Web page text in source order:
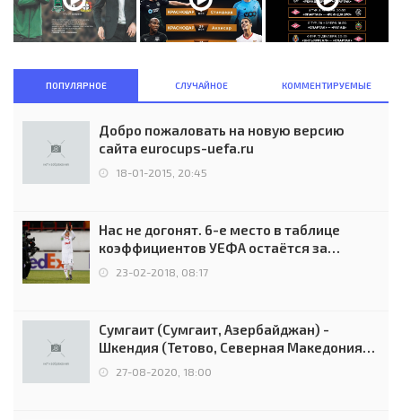
ПОПУЛЯРНОЕ СЛУЧАЙНОЕ КОММЕНТИРУЕМЫЕ
Добро пожаловать на новую версию
сайта eurocups-uefa.ru
18-01-2015, 20:45
Нас не догонят. 6-е место в таблице
коэффициентов УЕФА остаётся за
Россией
23-02-2018, 08:17
Сумгаит (Сумгаит, Азербайджан) -
Шкендия (Тетово, Северная Македония) -
0:2 (0:0)
27-08-2020, 18:00